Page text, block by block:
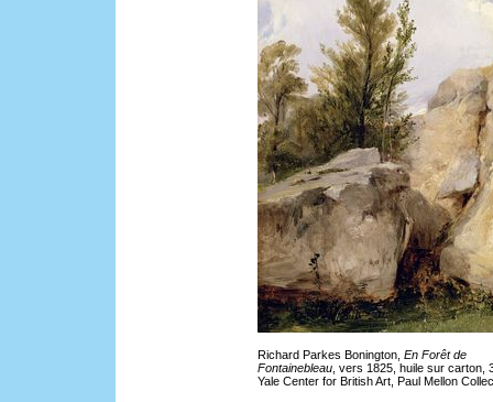
Richard Parkes Bonington, En Forêt de
Fontainebleau , vers 1825, huile sur carton,
Yale Center for British Art, Paul Mellon